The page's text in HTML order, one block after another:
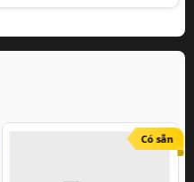
Có sẵn